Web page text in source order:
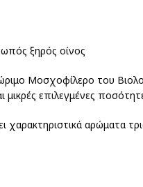
ξηρός οίνος
Μοσχοφίλερο του
επιλεγμένες
χαρακτηριστικά αρώματα